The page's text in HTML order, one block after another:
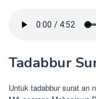
Tadabbur
Untuk tadabbur surat an